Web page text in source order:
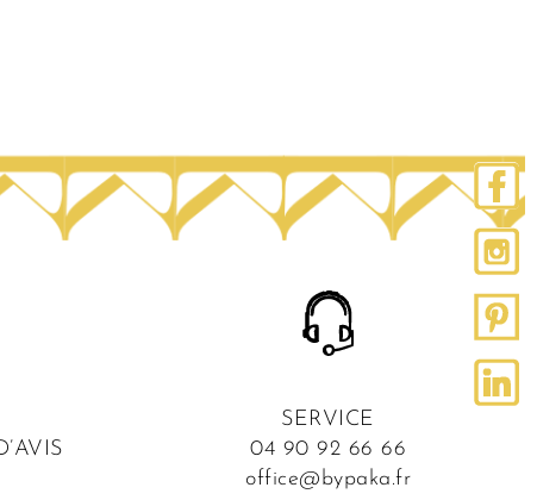
SERVICE
04 90 92 66 66
office@bypaka.fr